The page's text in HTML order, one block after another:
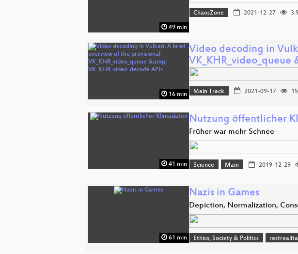
49 min
ChaosZone 2021-12-27
16 min
Video decoding in
VK_KHR_video_queue
Main Track 2021-09-17
41 min
Nutzung öffentlicher
Früher war mehr Schnee
Science Main 2019-12-29
61 min
Nazis in Games
Depiction, Normalization,
Ethics, Society & Politics